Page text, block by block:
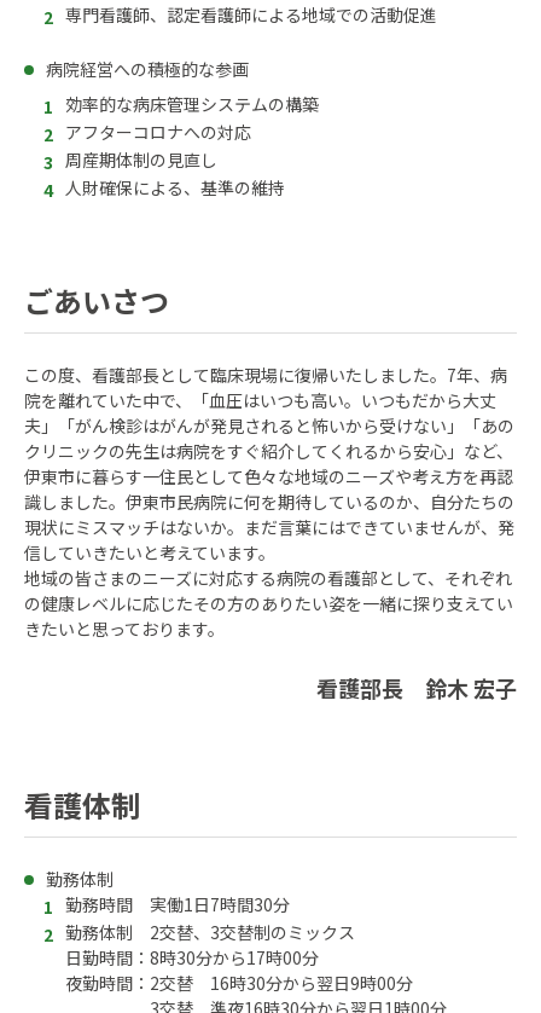
専門看護師、認定看護師による地域での活動促進
病院経営への積極的な参画
効率的な病床管理システムの構築
アフターコロナへの対応
周産期体制の見直し
人財確保による、基準の維持
ごあいさつ
この度、看護部長として臨床現場に復帰いたしました。7年、病
院を離れていた中で、「血圧はいつも高い。いつもだから大丈
夫」「がん検診はがんが発見されると怖いから受けない」「あの
クリニックの先生は病院をすぐ紹介してくれるから安心」など、
伊東市に暮らす一住民として色々な地域のニーズや考え方を再認
識しました。伊東市民病院に何を期待しているのか、自分たちの
現状にミスマッチはないか。まだ言葉にはできていませんが、発
信していきたいと考えています。
地域の皆さまのニーズに対応する病院の看護部として、それぞれ
の健康レベルに応じたその方のありたい姿を一緒に探り支えてい
きたいと思っております。
看護部長 鈴木 宏子
看護体制
勤務体制
勤務時間 実働1日7時間30分
勤務体制 2交替、3交替制のミックス
日勤時間：8時30分から17時00分
夜勤時間：2交替 16時30分から翌日9時00分
3交替 準夜16時30分から翌日1時00分